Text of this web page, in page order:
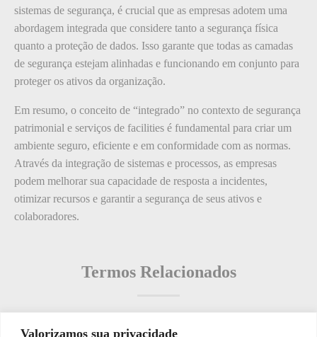
Valorizamos sua privacidade
sistemas de segurança, é crucial que as empresas adotem uma
abordagem integrada que considere tanto a segurança física
quanto a proteção de dados. Isso garante que todas as camadas
de segurança estejam alinhadas e funcionando em conjunto para
proteger os ativos da organização.
Em resumo, o conceito de “integrado” no contexto de segurança
patrimonial e serviços de facilities é fundamental para criar um
ambiente seguro, eficiente e em conformidade com as normas.
Através da integração de sistemas e processos, as empresas
podem melhorar sua capacidade de resposta a incidentes,
otimizar recursos e garantir a segurança de seus ativos e
colaboradores.
Termos Relacionados